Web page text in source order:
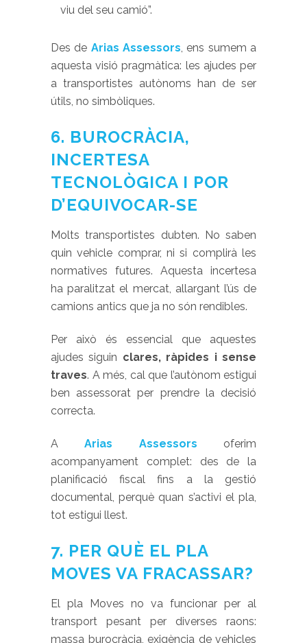
viu del seu camió”.
Des de Arias Assessors, ens sumem a
aquesta visió pragmàtica: les ajudes per
a transportistes autònoms han de ser
útils, no simbòliques.
6. BUROCRÀCIA,
INCERTESA
TECNOLÒGICA I POR
D’EQUIVOCAR-SE
Molts transportistes dubten. No saben
quin vehicle comprar, ni si complirà les
normatives futures. Aquesta incertesa
ha paralitzat el mercat, allargant l’ús de
camions antics que ja no són rendibles.
Per això és essencial que aquestes
ajudes siguin clares, ràpides i sense
traves. A més, cal que l’autònom estigui
ben assessorat per prendre la decisió
correcta.
AArias Assessors oferim
acompanyament complet: des de la
planificació fiscal fins a la gestió
documental, perquè quan s’activi el pla,
tot estigui llest.
7. PER QUÈ EL PLA
MOVES VA FRACASSAR?
El pla Moves no va funcionar per al
transport pesant per diverses raons:
massa burocràcia, exigència de vehicles